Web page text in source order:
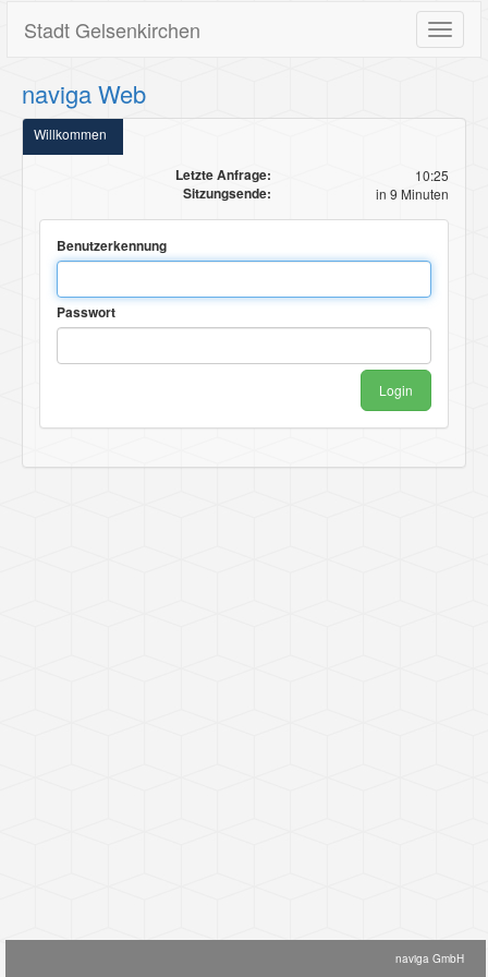
Toggle
Stadt Gelsenkirchen
naviga Web
Willkommen
Letzte Anfrage: 10:25
Sitzungsende: in 9 Minuten
Benutzerkennung
Passwort
naviga GmbH